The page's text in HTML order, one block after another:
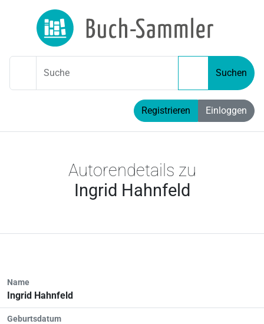
Suche Suchen
Registrieren Einloggen
Autorendetails zu
Ingrid Hahnfeld
Name
Ingrid Hahnfeld
Geburtsdatum